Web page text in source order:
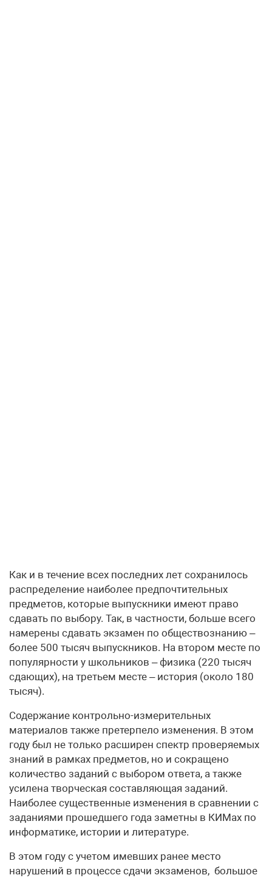
Как и в течение всех последних лет сохранилось
распределение наиболее предпочтительных
предметов, которые выпускники имеют право
сдавать по выбору. Так, в частности, больше всего
намерены сдавать экзамен по обществознанию –
более 500 тысяч выпускников. На втором месте по
популярности у школьников – физика (220 тысяч
сдающих), на третьем месте – история (около 180
тысяч).
Содержание контрольно-измерительных
материалов также претерпело изменения. В этом
году был не только расширен спектр проверяемых
знаний в рамках предметов, но и сокращено
количество заданий с выбором ответа, а также
усилена творческая составляющая заданий.
Наиболее существенные изменения в сравнении с
заданиями прошедшего года заметны в КИМах по
информатике, истории и литературе.
В этом году с учетом имевших ранее место
нарушений в процессе сдачи экзаменов, большое